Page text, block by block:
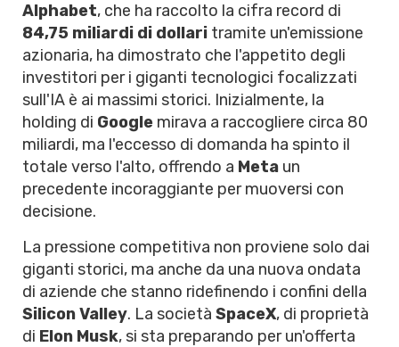
Alphabet, che ha raccolto la cifra record di
84,75 miliardi di dollari tramite un'emissione
azionaria, ha dimostrato che l'appetito degli
investitori per i giganti tecnologici focalizzati
sull'IA è ai massimi storici. Inizialmente, la
holding di Google mirava a raccogliere circa 80
miliardi, ma l'eccesso di domanda ha spinto il
totale verso l'alto, offrendo a Meta un
precedente incoraggiante per muoversi con
decisione.
La pressione competitiva non proviene solo dai
giganti storici, ma anche da una nuova ondata
di aziende che stanno ridefinendo i confini della
Silicon Valley. La società SpaceX, di proprietà
di Elon Musk, si sta preparando per un'offerta